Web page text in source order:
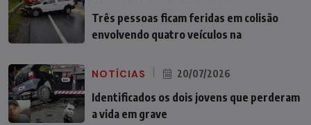
Três pessoas ficam feridas em colisão
envolvendo quatro veículos na
NOTÍCIAS 20/07/2026
Identificados os dois jovens que perderam
a vida em grave